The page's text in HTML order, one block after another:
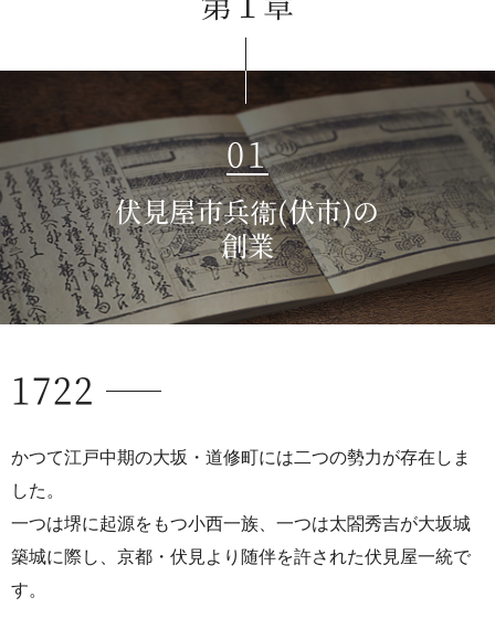
サステナビリティレポート
外部からの評価
第三者保証
透明性ガイドライン
01
伏見屋市兵衞(伏市)の
創業
1722
かつて江戸中期の大坂・道修町には二つの勢力が存在しま
した。
一つは堺に起源をもつ小西一族、一つは太閤秀吉が大坂城
築城に際し、京都・伏見より随伴を許された伏見屋一統で
す。